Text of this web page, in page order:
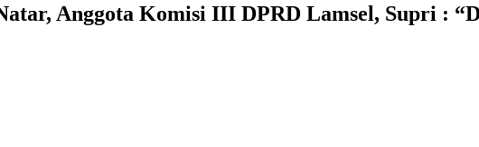
Anggota Komisi III DPRD Lamsel, Supri :